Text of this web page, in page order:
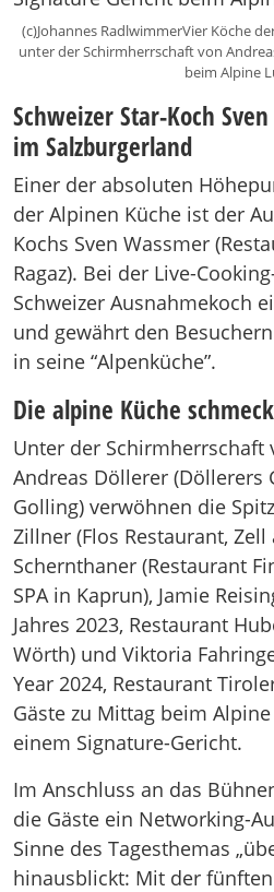
(c)Johannes RadlwimmerVier Köche
unter der Schirmherrschaft von
beim Alpine
Schweizer Star-Koch
im Salzburgerland
Einer der absoluten
der Alpinen Küche ist der
Kochs Sven Wassmer
Ragaz). Bei der Live-
Schweizer Ausnahmekoch
und gewährt den
in seine “Alpenküche”.
Die alpine Küche
Unter der Schirmherrschaft
Andreas Döllerer (Döllerers
Golling) verwöhnen die
Zillner (Flos Restaurant, Zell
Schernthaner (Restaurant
SPA in Kaprun), Jamie
Jahres 2023, Restaurant
Wörth) und Viktoria
Year 2024, Restaurant
Gäste zu Mittag beim
einem Signature-Gericht.
Im Anschluss an das
die Gäste ein Networking-
Sinne des Tagesthemas
hinausblickt: Mit der